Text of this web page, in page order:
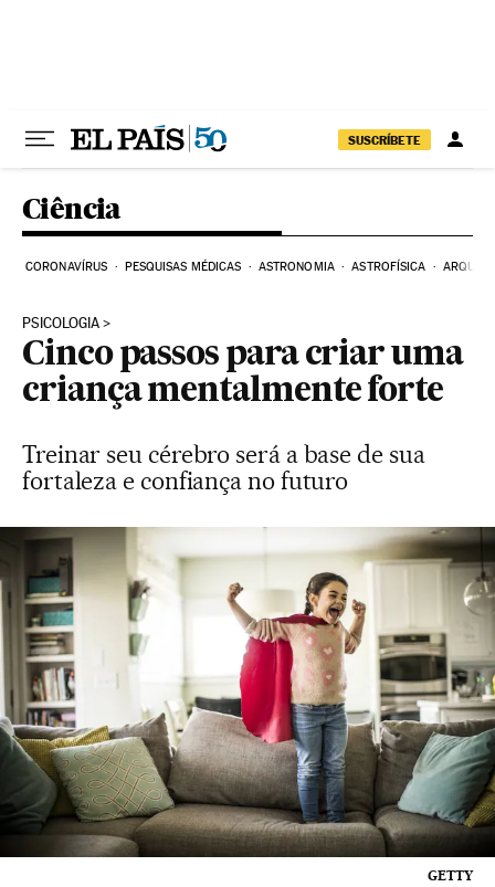
SUSCRÍBETE
Ciência
CORONAVÍRUS PESQUISAS MÉDICAS ASTRONOMIA ASTROFÍSICA
PSICOLOGIA
Cinco passos para criar uma
criança mentalmente forte
Treinar seu cérebro será a base de sua
fortaleza e confiança no futuro
GETTY